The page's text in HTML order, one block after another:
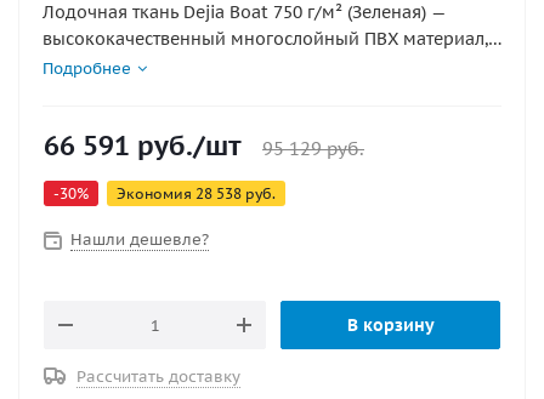
Лодочная ткань Dejia Boat 750 г/м² (Зеленая) —
высококачественный многослойный ПВХ материал,
предназначенный для изготовления надувных
обладает повышенной эластичностью, прочностью и
условиям.
Подробнее
66 591 руб./шт 95 129руб.
-30% Экономия 28 538 руб.
Нашли дешевле?
В корзину
Рассчитать доставку